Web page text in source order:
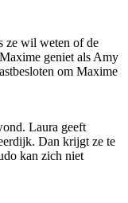
ze wil weten of de
geniet als Amy
om Maxime
Laura geeft
Dan krijgt ze te
kan zich niet